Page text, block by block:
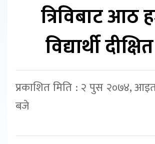
त्रिविबाट आठ
विद्यार्थी
प्रकाशित मिति : २ पुस २०७४,
बजे